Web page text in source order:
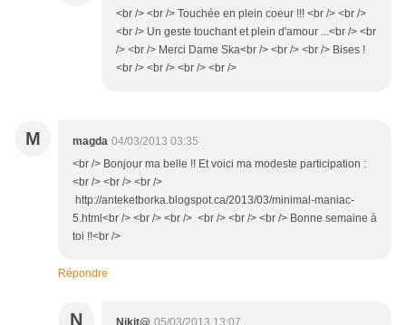
<br /> <br /> Touchée en plein coeur !!! <br /> <br />
<br /> Un geste touchant et plein d'amour ...<br /> <br
/> <br /> Merci Dame Ska<br /> <br /> <br /> Bises !
<br /> <br /> <br /> <br />
M magda 04/03/2013 03:35
<br /> Bonjour ma belle !! Et voici ma modeste participation :
<br /> <br /> <br />
http://anteketborka.blogspot.ca/2013/03/minimal-maniac-
5.html<br /> <br /> <br /> <br /> <br /> <br /> Bonne semaine à
toi !!<br />
Répondre
N Nikit@ 05/03/2013 13:07